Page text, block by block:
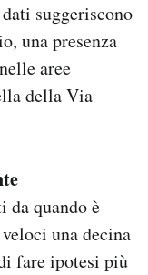
suggeriscono
una presenza
aree
della Via
da quando è
una decina
fare ipotesi più